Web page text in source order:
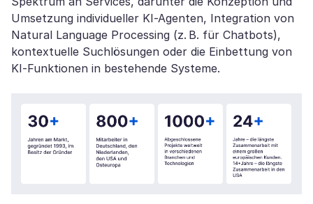
Umsetzung individueller KI-Agenten, Integration von
Natural Language Processing (z. B. für Chatbots),
kontextuelle Suchlösungen oder die Einbettung von
KI-Funktionen in bestehende Systeme.